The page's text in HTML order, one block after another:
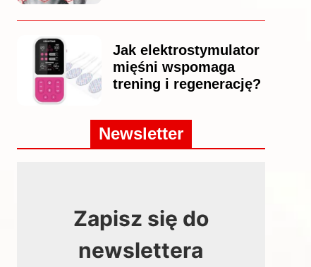
Jak elektrostymulator
mięśni wspomaga
trening i regenerację?
Newsletter
Zapisz się do
newslettera